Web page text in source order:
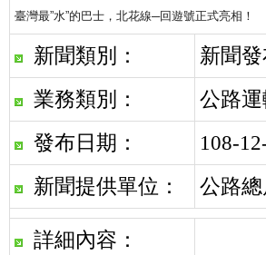
臺灣最”水”的巴士，北花線─回遊號正式亮相！
新聞類別：
新聞
業務類別：
公路運
發布日期：
108-
新聞提供單位：
公路總
詳細內容：